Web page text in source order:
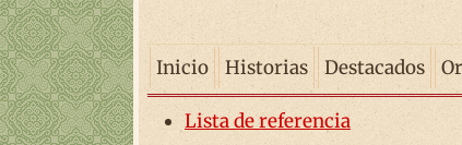
Inicio Historias Destacados
Lista de referencia